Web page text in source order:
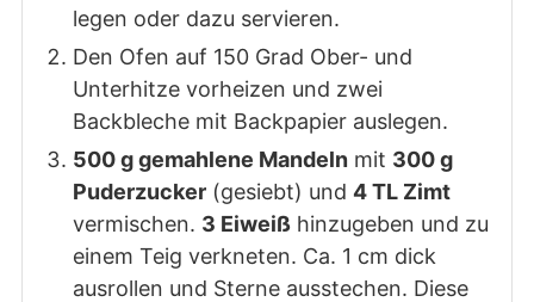
legen oder dazu servieren.
Den Ofen auf 150 Grad Ober- und
Unterhitze vorheizen und zwei
Backbleche mit Backpapier auslegen.
500 g gemahlene Mandelnmit 300 g
Puderzucker(gesiebt) und 4 TL Zimt
vermischen. 3 Eiweißhinzugeben und zu
einem Teig verkneten. Ca. 1 cm dick
ausrollen und Sterne ausstechen. Diese